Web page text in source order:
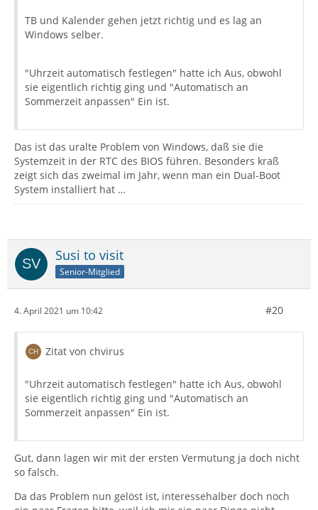
TB und Kalender gehen jetzt richtig und es lag an
Windows selber.
"Uhrzeit automatisch festlegen" hatte ich Aus, obwohl
sie eigentlich richtig ging und "Automatisch an
Sommerzeit anpassen" Ein ist.
Das ist das uralte Problem von Windows, daß sie die
Systemzeit in der RTC des BIOS führen. Besonders kraß
zeigt sich das zweimal im Jahr, wenn man ein Dual-Boot
System installiert hat …
Susi to visit
Senior-Mitglied
4. April 2021 um 10:42 #20
Zitat von chvirus
"Uhrzeit automatisch festlegen" hatte ich Aus, obwohl
sie eigentlich richtig ging und "Automatisch an
Sommerzeit anpassen" Ein ist.
Gut, dann lagen wir mit der ersten Vermutung ja doch nicht
so falsch.
Da das Problem nun gelöst ist, interessehalber doch noch